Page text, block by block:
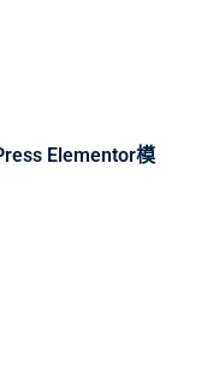
Elementor模